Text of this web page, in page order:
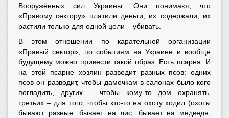
Вооружённых сил Украины. Они понимают, что
«Правому сектору» платили деньги, их содержали, их
растили только для одной цели – убивать.
В этом отношении по карательной организации
«Правый сектор», по событиям на Украине и вообще
будущему можно привести такой образ. Есть псарня. И
на этой псарне хозяин разводит разных псов: одних
псов он разводит, чтобы дамочкам в салонах было кого
погладить, других – чтобы кому-то дом охранять,
третьих – для того, чтобы кто-то на охоту ходил (охоты
бывают разные: бывает на лис, бывает на медведя,